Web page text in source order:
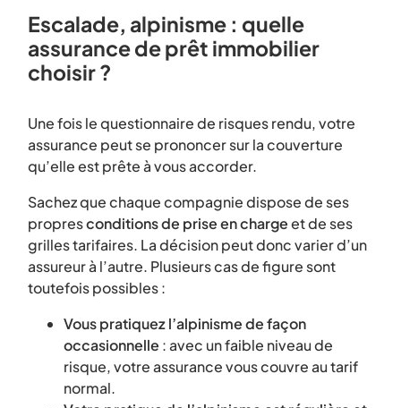
Escalade, alpinisme : quelle
assurance de prêt immobilier
choisir ?
Une fois le questionnaire de risques rendu, votre
assurance peut se prononcer sur la couverture
qu’elle est prête à vous accorder.
Sachez que chaque compagnie dispose de ses
propresconditions de prise en chargeet de ses
grilles tarifaires. La décision peut donc varier d’un
assureur à l’autre. Plusieurs cas de figure sont
toutefois possibles :
Vous pratiquez l’alpinisme de façon
occasionnelle : avec un faible niveau de
risque, votre assurance vous couvre au tarif
normal.